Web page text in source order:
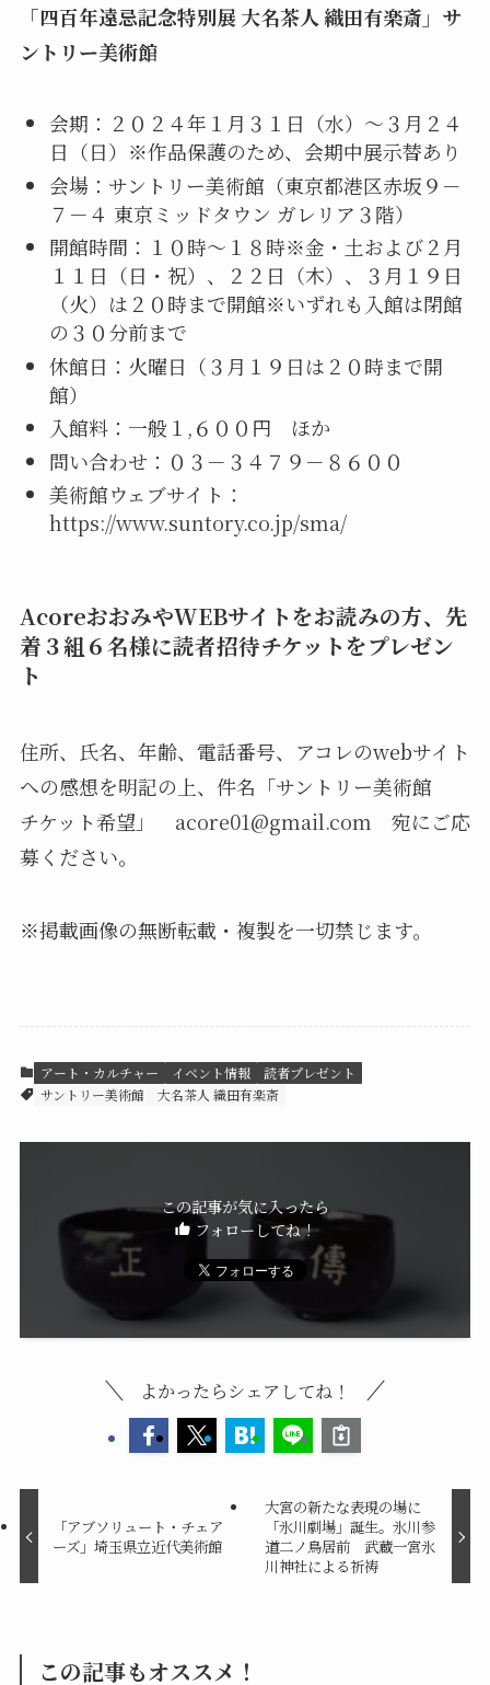
「四百年遠忌記念特別展 大名茶人 織田有楽斎」サ
ントリー美術館
会期：２０２４年１月３１日（水）～３月２４
日（日）※作品保護のため、会期中展示替あり
会場：サントリー美術館（東京都港区赤坂９－
７－４ 東京ミッドタウン ガレリア３階）
開館時間：１０時～１８時※金・土および２月
１１日（日・祝）、２２日（木）、３月１９日
（火）は２０時まで開館※いずれも入館は閉館
の３０分前まで
休館日：火曜日（３月１９日は２０時まで開
館）
入館料：一般１,６００円 ほか
問い合わせ：０３－３４７９－８６００
美術館ウェブサイト：
https://www.suntory.co.jp/sma/
AcoreおおみやWEBサイトをお読みの方、先
着３組６名様に読者招待チケットをプレゼン
ト
住所、氏名、年齢、電話番号、アコレのwebサイト
への感想を明記の上、件名「サントリー美術館
チケット希望」 acore01@gmail.com 宛にご応
募ください。
※掲載画像の無断転載・複製を一切禁じます。
アート・カルチャー イベント情報
読者プレゼント
サントリー美術館
大名茶人 織田有楽斎
この記事が気に入ったら
フォローしてね！
よかったらシェアしてね！
「アブソリュート・チェア
ーズ」埼玉県立近代美術館
大宮の新たな表現の場に
「氷川劇場」誕生。氷川参
道二ノ鳥居前 武蔵一宮氷
川神社による祈祷
この記事もオススメ！